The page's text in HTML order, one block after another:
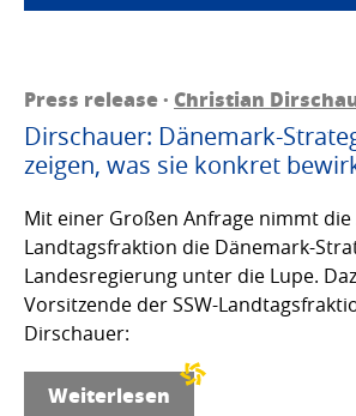
Press release · Christian
Dirschauer: Dänemark-
zeigen, was sie konkret
Mit einer Großen Anfrage nimmt die
Landtagsfraktion die Dänemark-
Landesregierung unter die Lupe.
Vorsitzende der SSW-
Dirschauer:
Weiterlesen